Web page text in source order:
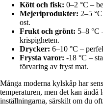
Kött och fisk: 0–2 °C –
Mejeriprodukter: 2–5
ost.
Frukt och grönt: 5–8 °C
krispigheten.
Drycker: 6–10 °C –
Frysta varor: -18 °C –
förvaring av fryst mat.
Många moderna kylskåp har
temperaturen, men det kan ändå
inställningarna, särskilt om du